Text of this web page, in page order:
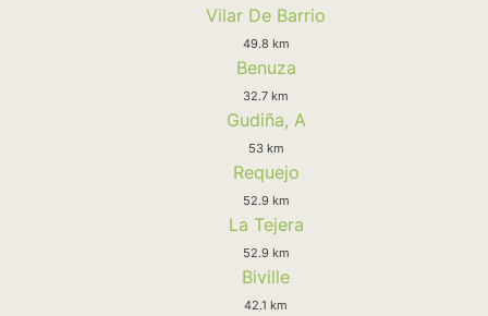
Vilar De Barrio
49.8 km
Benuza
32.7 km
Gudiña, A
53 km
Requejo
52.9 km
La Tejera
52.9 km
Biville
42.1 km